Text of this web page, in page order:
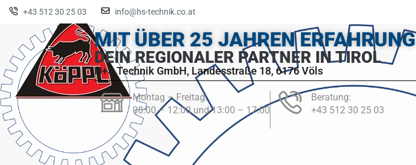
+43 512 30 25 03 info@hs-technik.co.at
MIT ÜBER 25 JAHREN ERFAHRUNG
DEIN REGIONALER PARTNER IN TIROL
H+S Technik GmbH, Landesstraße 18, 6176 Völs
Montag – Freitag:
08:00 – 12:00 und 13:00 – 17:00
Beratung:
+43 512 30 25 03